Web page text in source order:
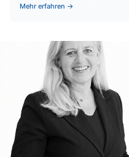
Mehr erfahren →